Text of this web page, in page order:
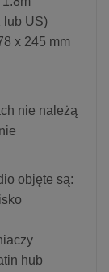
lub US)
x 245 mm
nie należą
objęte są:
hub